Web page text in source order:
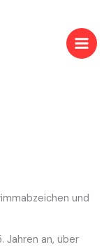
und
Jahren an, über